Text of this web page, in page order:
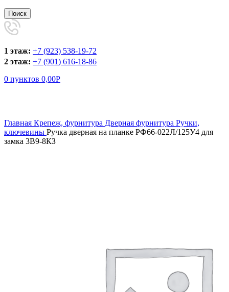
Поиск
1 этаж: +7 (923) 538-19-72
2 этаж: +7 (901) 616-18-86
0 пунктов 0,00Р
Главная Крепеж, фурнитура Дверная фурнитура Ручки,
ключевины Ручка дверная на планке РФ66-022Л/125У4 для
замка 3В9-8КЗ